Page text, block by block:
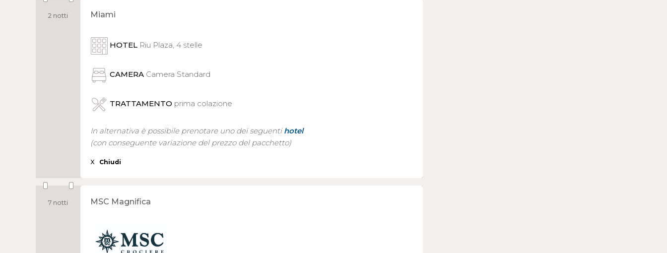
2 notti Miami
HOTEL Riu Plaza, 4 stelle
CAMERA Camera Standard
TRATTAMENTO prima colazione
In alternativa è possibile prenotare uno dei seguenti hotel
(con conseguente variazione del prezzo del pacchetto)
X Chiudi
7 notti MSC Magnifica